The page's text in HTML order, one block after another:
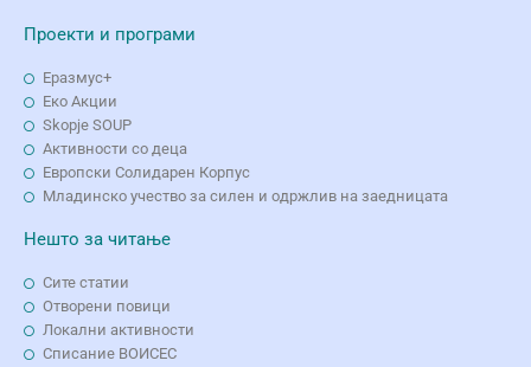
Проекти и програми
Еразмус+
Еко Aкции
Skopje SOUP
Активности со деца
Европски Солидарен Корпус
Младинско учество за силен и одржлив на заедницата
Нешто за читање
Сите статии
Отворени повици
Локални активности
Списание ВОИСЕС